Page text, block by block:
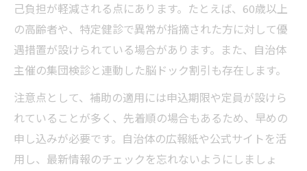
己負担が軽減される点にあります。たとえば、60歳以上
の高齢者や、特定健診で異常が指摘された方に対して優
遇措置が設けられている場合があります。また、自治体
主催の集団検診と連動した脳ドック割引も存在します。
注意点として、補助の適用には申込期限や定員が設けら
れていることが多く、先着順の場合もあるため、早めの
申し込みが必要です。自治体の広報紙や公式サイトを活
用し、最新情報のチェックを忘れないようにしましょ